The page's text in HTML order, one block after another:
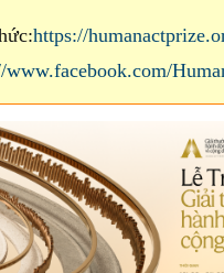
https://
www.facebook.com/